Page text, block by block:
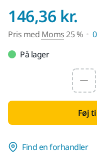
146,36 kr.
Pris med Moms25 %
På lager
Select
Føj
Find en forhandler